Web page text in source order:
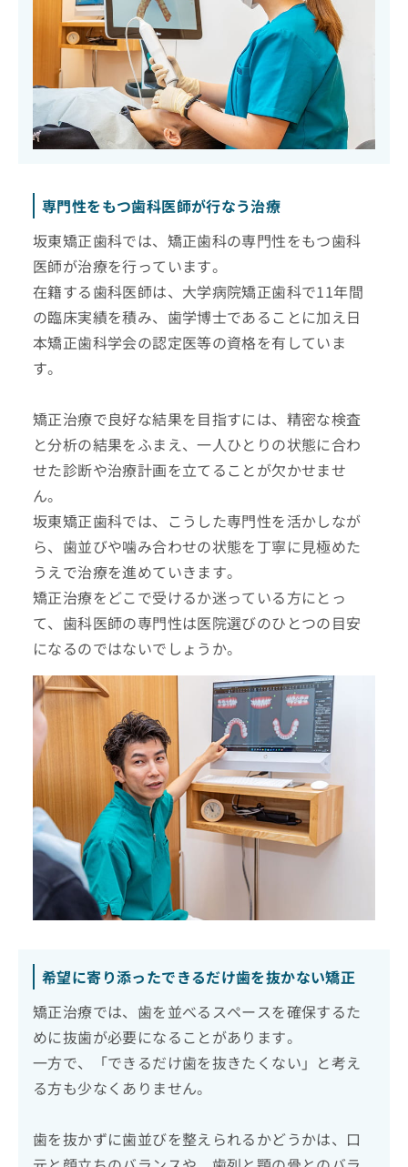
専門性をもつ歯科医師が行なう治療
坂東矯正歯科では、矯正歯科の専門性をもつ歯科
医師が治療を行っています。
在籍する歯科医師は、大学病院矯正歯科で11年間
の臨床実績を積み、歯学博士であることに加え日
本矯正歯科学会の認定医等の資格を有していま
す。
矯正治療で良好な結果を目指すには、精密な検査
と分析の結果をふまえ、一人ひとりの状態に合わ
せた診断や治療計画を立てることが欠かせませ
ん。
坂東矯正歯科では、こうした専門性を活かしなが
ら、歯並びや噛み合わせの状態を丁寧に見極めた
うえで治療を進めていきます。
矯正治療をどこで受けるか迷っている方にとっ
て、歯科医師の専門性は医院選びのひとつの目安
になるのではないでしょうか。
希望に寄り添ったできるだけ歯を抜かない矯正
矯正治療では、歯を並べるスペースを確保するた
めに抜歯が必要になることがあります。
一方で、「できるだけ歯を抜きたくない」と考え
る方も少なくありません。
歯を抜かずに歯並びを整えられるかどうかは、口